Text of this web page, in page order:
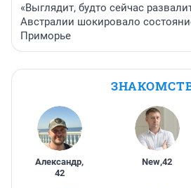
«Выглядит, будто сейчас
Австралии шокировало
Приморье
Александр,
42
New,42